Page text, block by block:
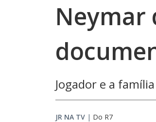
Neymar
Jogador e a
JR NA TV | Do R7